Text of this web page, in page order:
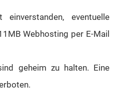
eventuelle
Webhosting per E-Mail
geheim zu halten. Eine